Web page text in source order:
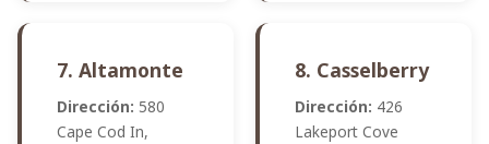
7. Altamonte
Dirección: 580
Cape Cod In,
8. Casselberry
Dirección: 426
Lakeport Cove